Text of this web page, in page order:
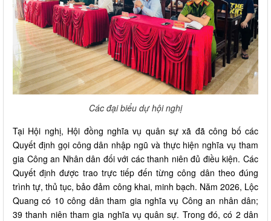
Các đại biểu dự hội nghị
Tại Hội nghị, Hội đồng nghĩa vụ quân sự xã đã công bố các
Quyết định gọi công dân nhập ngũ và thực hiện nghĩa vụ tham
gia Công an Nhân dân đối với các thanh niên đủ điều kiện. Các
Quyết định được trao trực tiếp đến từng công dân theo đúng
trình tự, thủ tục, bảo đảm công khai, minh bạch. Năm 2026, Lộc
Quang có 10 công dân tham gia nghĩa vụ Công an nhân dân;
39 thanh niên tham gia nghĩa vụ quân sự. Trong đó, có 2 dân